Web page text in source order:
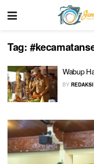
Tag:
Wabup
BY